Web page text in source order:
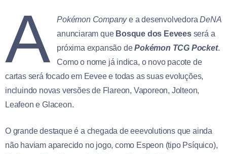
A Pokémon Companye a desenvolvedoraDeNA
anunciaram que Bosque dos Eeveesserá a
próxima expansão dePokémon TCG Pocket.
Como o nome já indica, o novo pacote de
cartas será focado em Eevee e todas as suas evoluções,
incluindo novas versões de Flareon, Vaporeon, Jolteon,
Leafeon e Glaceon.
O grande destaque é a chegada de eeevolutions que ainda
não haviam aparecido no jogo, como Espeon (tipo Psíquico),